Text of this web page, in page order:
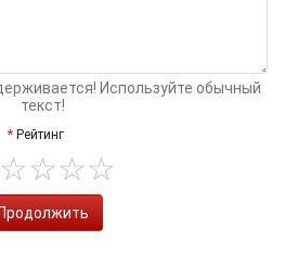
Используйте обычный
текст!
Рейтинг
Продолжить